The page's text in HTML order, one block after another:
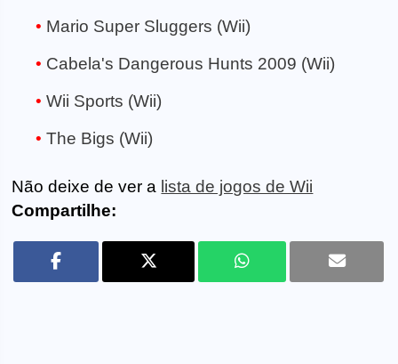
Mario Super Sluggers (Wii)
Cabela's Dangerous Hunts 2009 (Wii)
Wii Sports (Wii)
The Bigs (Wii)
Não deixe de ver a lista de jogos de Wii
Compartilhe: